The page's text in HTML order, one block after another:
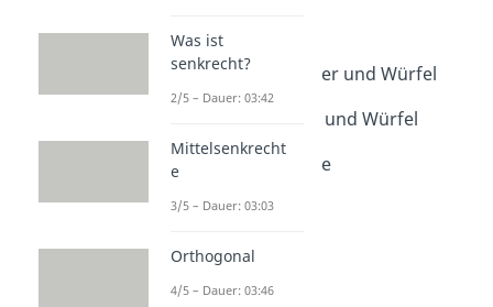
Quadernetze
Dauer: 02:43
Oberfläche Quader und Würfel
Dauer: 03:43
Volumen Quader und Würfel
Dauer: 03:35
Länge Breite Höhe
Quader Volumen
Was ist
senkrecht?
2/5 – Dauer: 03:42
Mittelsenkrecht
e
3/5 – Dauer: 03:03
Orthogonal
4/5 – Dauer: 03:46